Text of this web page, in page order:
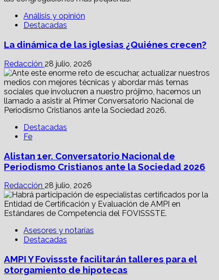
Análisis y opinión
Destacadas
La dinámica de las iglesias ¿Quiénes crecen?
Redacción 28 julio, 2026
Destacadas
Fe
Alistan 1er. Conversatorio Nacional de
Periodismo Cristianos ante la Sociedad 2026
Redacción 28 julio, 2026
Asesores y notarías
Destacadas
AMPI Y Fovissste facilitarán talleres para el
otorgamiento de hipotecas